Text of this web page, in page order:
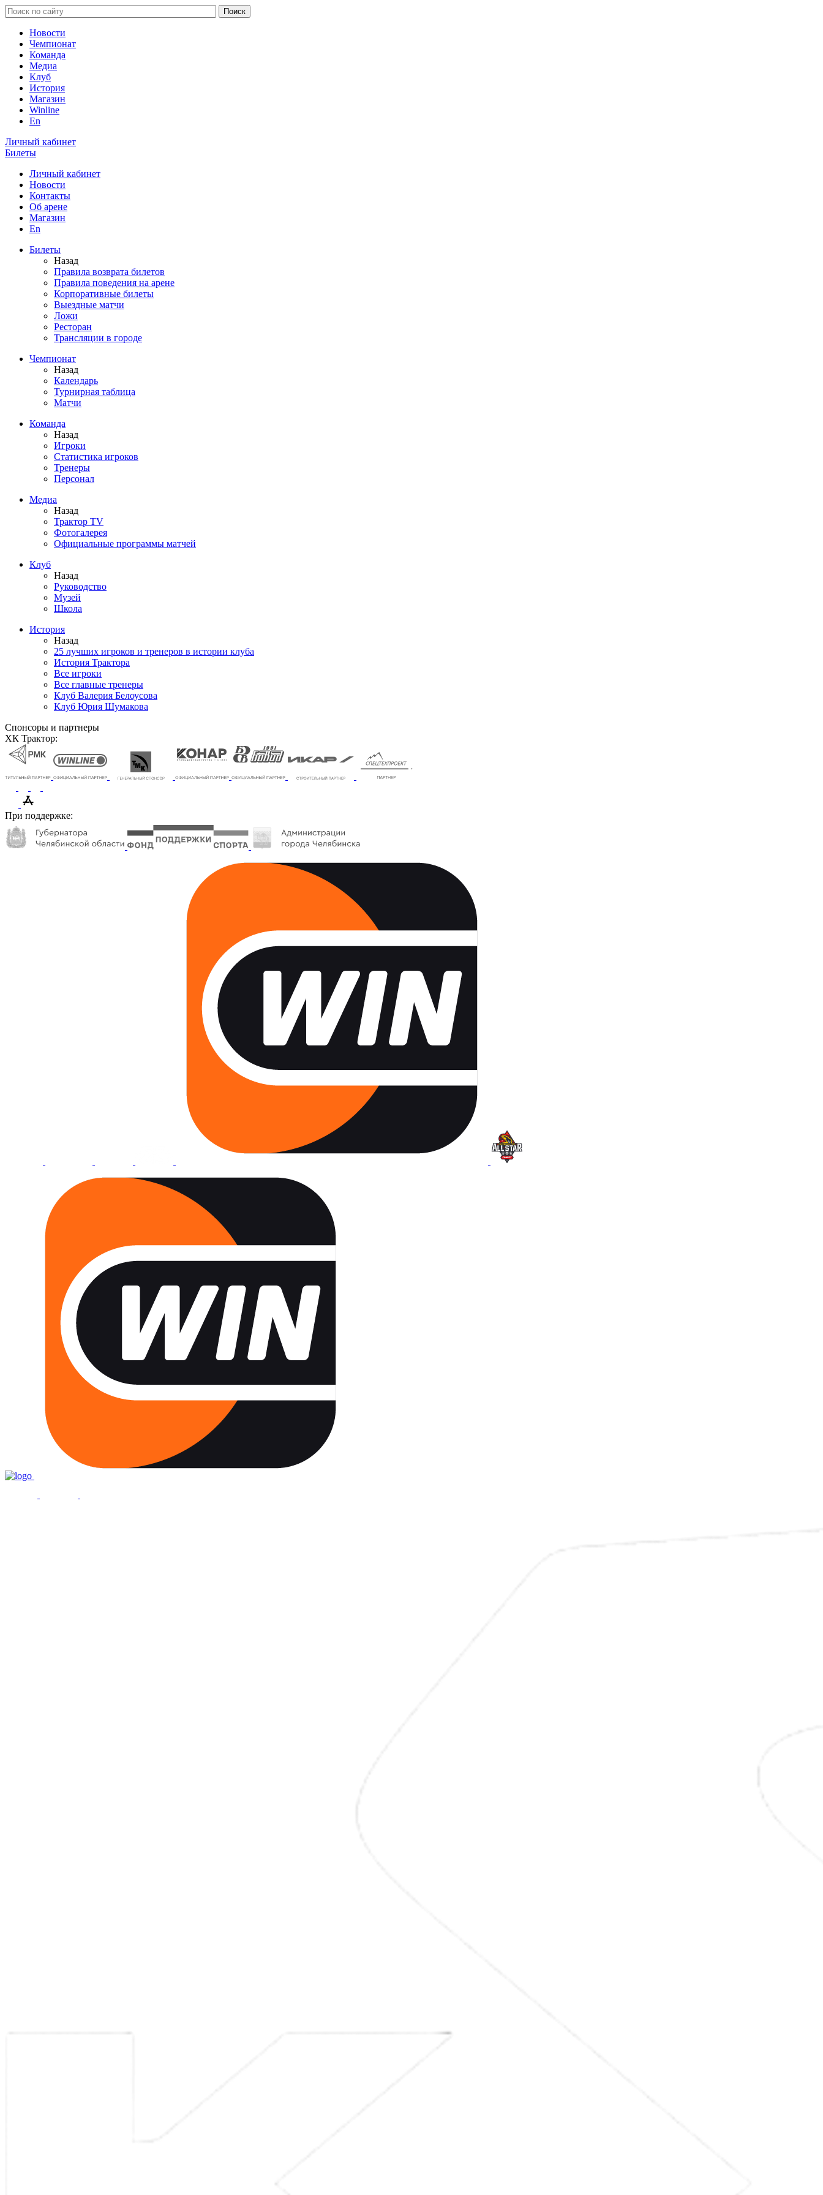
Новости
Чемпионат
Команда
Медиа
Клуб
История
Магазин
Winline
En
Личный кабинет
Билеты
Личный кабинет
Новости
Контакты
Об арене
Магазин
En
Билеты
Назад
Правила возврата билетов
Правила поведения на арене
Корпоративные билеты
Выездные матчи
Ложи
Ресторан
Трансляции в городе
Чемпионат
Назад
Календарь
Турнирная таблица
Матчи
Команда
Назад
Игроки
Статистика игроков
Тренеры
Персонал
Медиа
Назад
Трактор TV
Фотогалерея
Официальные программы матчей
Клуб
Назад
Руководство
Музей
Школа
История
Назад
25 лучших игроков и тренеров в истории клуба
История Трактора
Все игроки
Все главные тренеры
Клуб Валерия Белоусова
Клуб Юрия Шумакова
Спонсоры и партнеры
ХК Трактор:
При поддержке: